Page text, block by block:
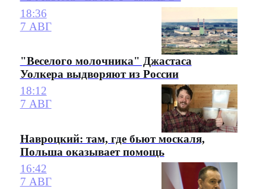
18:36
7 АВГ
"Веселого молочника" Джастаса
Уолкера выдворяют из России
18:12
7 АВГ
Навроцкий: там, где бьют москаля,
Польша оказывает помощь
16:42
7 АВГ